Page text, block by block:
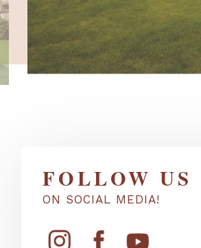
FOLLOW US
ON SOCIAL MEDIA!